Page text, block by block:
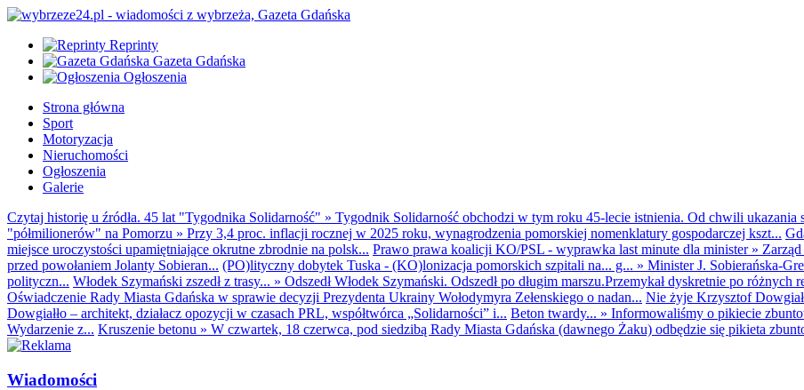
Reprinty
Gazeta Gdańska
Ogłoszenia
Strona główna
Sport
Motoryzacja
Nieruchomości
Ogłoszenia
Galerie
Czytaj historię u źródła. 45 lat "Tygodnika Solidarność" » Tygodnik Solidarność obchodzi w tym roku 45-lecie istnienia. Od chwili ukazania
"półmilionerów" na Pomorzu » Przy 3,4 proc. inflacji rocznej w 2025 roku, wynagrodzenia pomorskiej nomenklatury gospodarczej kszt...
miejsce uroczystości upamiętniające okrutne zbrodnie na polsk... Prawo prawa koalicji KO/PSL - wyprawka last minute dla minister»
przed powołaniem Jolanty Sobieran... (PO)lityczny dobytek Tuska - (KO)lonizacja pomorskich szpitali na... g... » Minister J. Sobierańska-
polityczn... Włodek Szymański zszedł z trasy... » Odszedł Włodek Szymański. Odszedł po długim marszu.Przemykał dyskretnie po różnych
Oświadczenie Rady Miasta Gdańska w sprawie decyzji Prezydenta Ukrainy Wołodymyra Zełenskiego o nadan... Nie żyje Krzysztof
Dowgiałło – architekt, działacz opozycji w czasach PRL, współtwórca „Solidarności” i... Beton twardy... » Informowaliśmy o pikiecie
Wydarzenie z... Kruszenie betonu » W czwartek, 18 czerwca, pod siedzibą Rady Miasta Gdańska (dawnego Żaku) odbędzie się pikieta
Wiadomości